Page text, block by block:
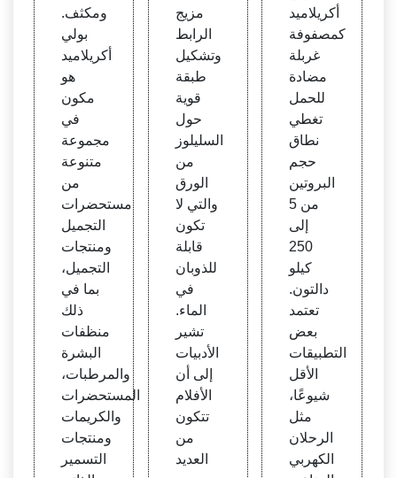
ومكثف.
بولي
أكريلاميد
هو
مكون
في
مجموعة
متنوعة
من
مستحضرات
التجميل
ومنتجات
التجميل،
بما في
ذلك
منظفات
البشرة
والمرطبات،
المستحضرات
والكريمات
ومنتجات
التسمير
مزيج
الرابط
وتشكيل
طبقة
قوية
حول
السليلوز
من
الورق
والتي لا
تكون
قابلة
للذوبان
في
الماء.
تشير
الأدبيات
إلى أن
الأفلام
تتكون
من
العديد
أكريلاميد
كمصفوفة
غربلة
مضادة
للحمل
تغطي
نطاق
حجم
البروتين
من 5
إلى
250
كيلو
دالتون.
تعتمد
بعض
التطبيقات
الأقل
شيوعًا،
مثل
الرحلان
الكهربي